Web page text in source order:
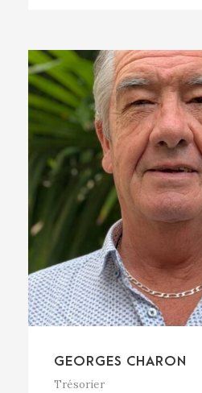
GEORGES CHARON
Trésorier